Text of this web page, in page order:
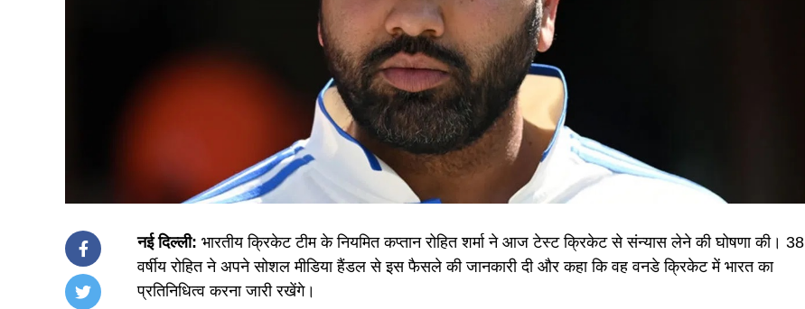
नई दिल्ली: भारतीय क्रिकेट टीम के नियमित कप्तान रोहित शर्मा ने आज टेस्ट क्रिकेट से संन्यास लेने की घोषणा की। 38
वर्षीय रोहित ने अपने सोशल मीडिया हैंडल से इस फैसले की जानकारी दी और कहा कि वह वनडे क्रिकेट में भारत का
प्रतिनिधित्व करना जारी रखेंगे।